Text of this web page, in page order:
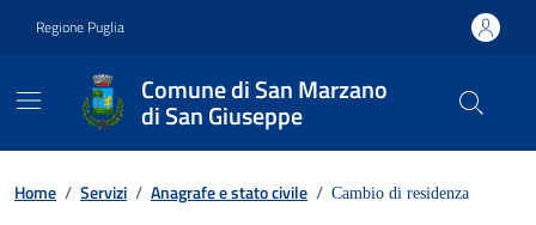
Regione Puglia
Comune di San Marzano
di San Giuseppe
Home / Servizi / Anagrafe e stato civile / Cambio di residenza